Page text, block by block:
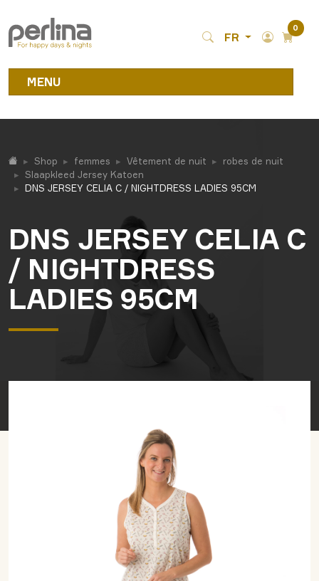
FR
0
MENU
Shop femmes Vêtement de nuit
robes de nuit
Slaapkleed Jersey Katoen
DNS JERSEY CELIA C / NIGHTDRESS LADIES 95CM
DNS JERSEY CELIA C
/ NIGHTDRESS
LADIES 95CM